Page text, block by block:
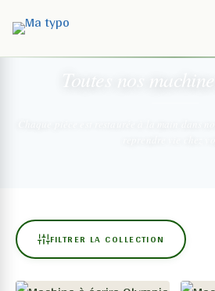
Toutes nos machines
FILTRER LA COLLECTION